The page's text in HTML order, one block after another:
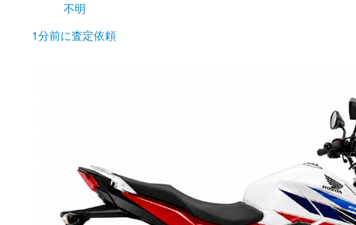
不明
1分前に査定依頼